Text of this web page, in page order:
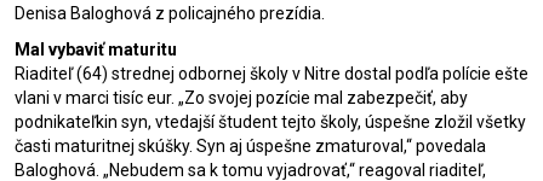
Denisa Baloghová z policajného prezídia.
Mal vybaviť maturitu
Riaditeľ (64) strednej odbornej školy v Nitre dostal podľa polície ešte
vlani v marci tisíc eur. „Zo svojej pozície mal zabezpečiť, aby
podnikateľkin syn, vtedajší študent tejto školy, úspešne zložil všetky
časti maturitnej skúšky. Syn aj úspešne zmaturoval,“ povedala
Baloghová. „Nebudem sa k tomu vyjadrovať,“ reagoval riaditeľ,